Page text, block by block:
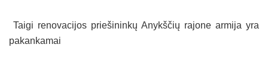
Taigi renovacijos priešininkų Anykščių rajone armija yra
pakankamai